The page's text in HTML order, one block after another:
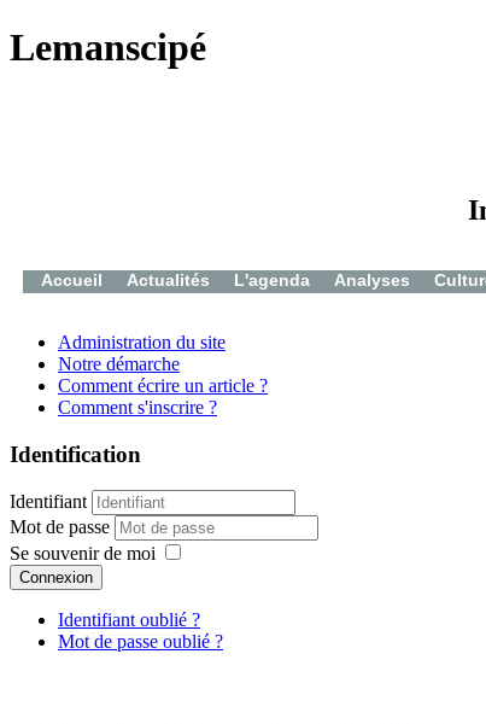
Lemanscipé
Accueil Actualités L'agenda Analyses
Administration du site
Notre démarche
Comment écrire un article ?
Comment s'inscrire ?
Identification
Identifiant
Mot de passe
Se souvenir de moi
Connexion
Identifiant oublié ?
Mot de passe oublié ?